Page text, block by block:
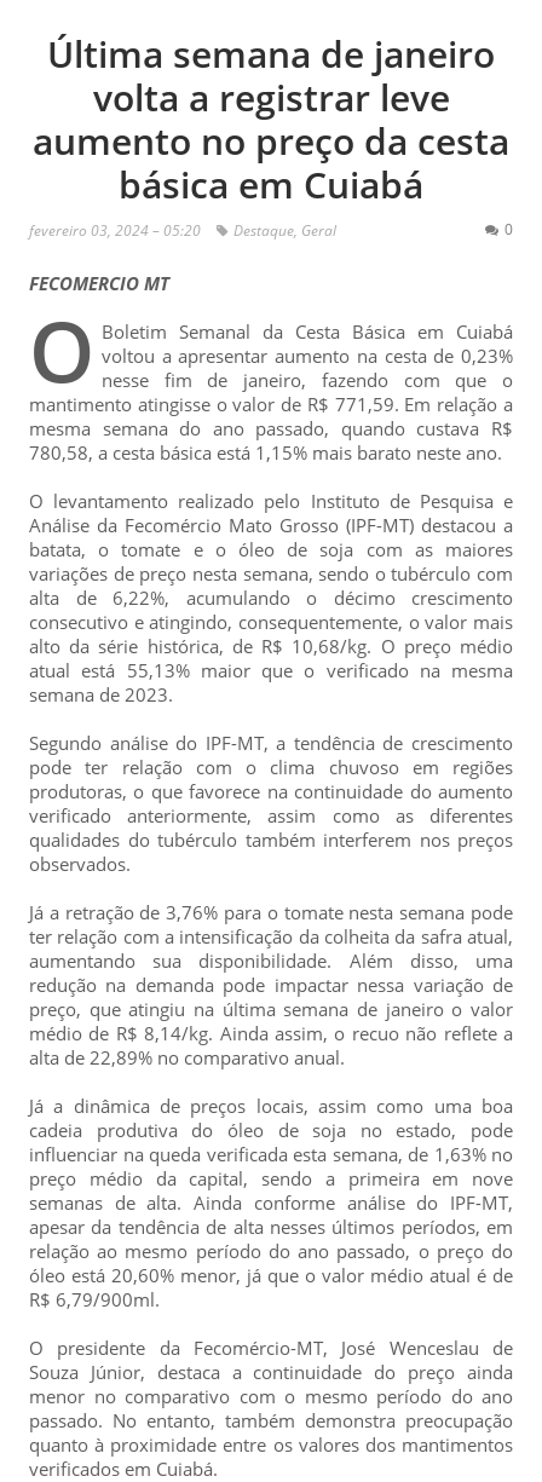
Última semana de janeiro
volta a registrar leve
aumento no preço da cesta
básica em Cuiabá
fevereiro 03, 2024 – 05:20 Destaque, Geral 0
FECOMERCIO MT
O Boletim Semanal da Cesta Básica em Cuiabá
voltou a apresentar aumento na cesta de 0,23%
nesse fim de janeiro, fazendo com que o
mantimento atingisse o valor de R$ 771,59. Em relação a
mesma semana do ano passado, quando custava R$
780,58, a cesta básica está 1,15% mais barato neste ano.
O levantamento realizado pelo Instituto de Pesquisa e
Análise da Fecomércio Mato Grosso (IPF-MT) destacou a
batata, o tomate e o óleo de soja com as maiores
variações de preço nesta semana, sendo o tubérculo com
alta de 6,22%, acumulando o décimo crescimento
consecutivo e atingindo, consequentemente, o valor mais
alto da série histórica, de R$ 10,68/kg. O preço médio
atual está 55,13% maior que o verificado na mesma
semana de 2023.
Segundo análise do IPF-MT, a tendência de crescimento
pode ter relação com o clima chuvoso em regiões
produtoras, o que favorece na continuidade do aumento
verificado anteriormente, assim como as diferentes
qualidades do tubérculo também interferem nos preços
observados.
Já a retração de 3,76% para o tomate nesta semana pode
ter relação com a intensificação da colheita da safra atual,
aumentando sua disponibilidade. Além disso, uma
redução na demanda pode impactar nessa variação de
preço, que atingiu na última semana de janeiro o valor
médio de R$ 8,14/kg. Ainda assim, o recuo não reflete a
alta de 22,89% no comparativo anual.
Já a dinâmica de preços locais, assim como uma boa
cadeia produtiva do óleo de soja no estado, pode
influenciar na queda verificada esta semana, de 1,63% no
preço médio da capital, sendo a primeira em nove
semanas de alta. Ainda conforme análise do IPF-MT,
apesar da tendência de alta nesses últimos períodos, em
relação ao mesmo período do ano passado, o preço do
óleo está 20,60% menor, já que o valor médio atual é de
R$ 6,79/900ml.
O presidente da Fecomércio-MT, José Wenceslau de
Souza Júnior, destaca a continuidade do preço ainda
menor no comparativo com o mesmo período do ano
passado. No entanto, também demonstra preocupação
quanto à proximidade entre os valores dos mantimentos
verificados em Cuiabá.